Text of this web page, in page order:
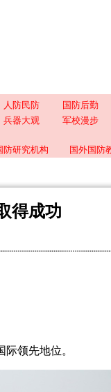
人防民防 国防后勤
兵器大观 军校漫步
防研究机构 国外国防
得成功
领先地位。